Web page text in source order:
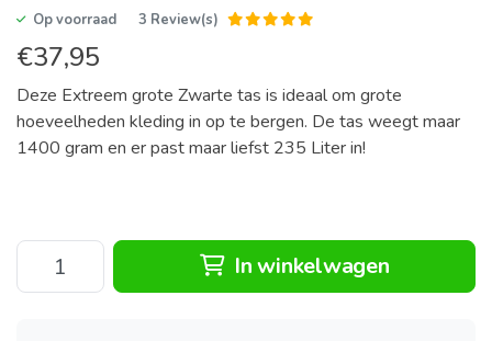
Op voorraad 3 Review(s)
€37,95
Deze Extreem grote Zwarte tas is ideaal om grote
hoeveelheden kleding in op te bergen. De tas weegt maar
1400 gram en er past maar liefst 235 Liter in!
In winkelwagen